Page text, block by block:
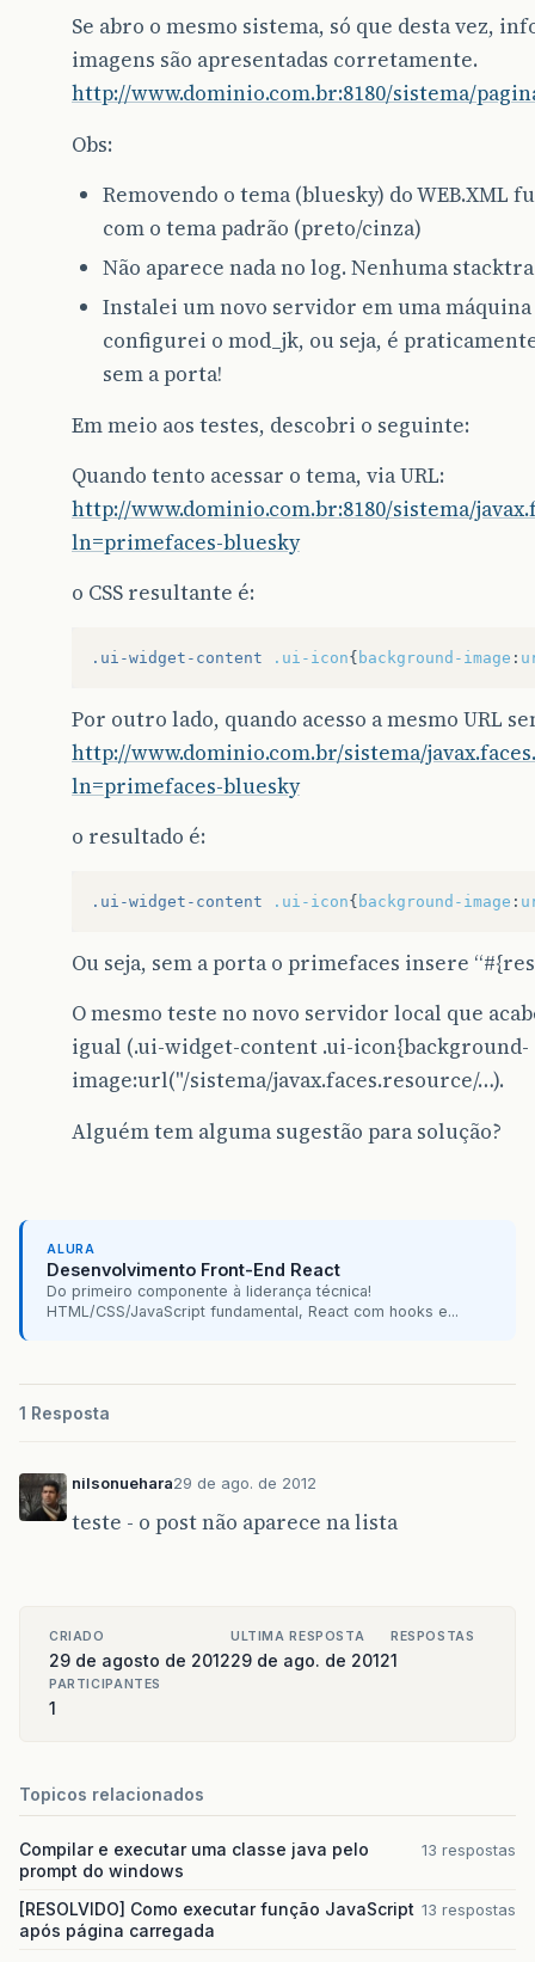
Se abro o mesmo sistema, só que desta vez,
imagens são apresentadas corretamente.
http://www.dominio.com.br:8180/sistema/
Obs:
Removendo o tema (bluesky) do WEB.XML
com o tema padrão (preto/cinza)
Não aparece nada no log. Nenhuma
Instalei um novo servidor em uma máquina
configurei o mod_jk, ou seja, é
sem a porta!
Em meio aos testes, descobri o seguinte:
Quando tento acessar o tema, via URL:
http://www.dominio.com.br:8180/sistema/
ln=primefaces-bluesky
o CSS resultante é:
.ui-widget-content .ui-icon{ background-image :
Por outro lado, quando acesso a mesmo URL
http://www.dominio.com.br/sistema/
ln=primefaces-bluesky
o resultado é:
.ui-widget-content .ui-icon{ background-image :
Ou seja, sem a porta o primefaces insere
O mesmo teste no novo servidor local que
igual (.ui-widget-content .ui-icon{background-
image:url("/sistema/javax.faces.resource/…).
Alguém tem alguma sugestão para solução?
ALURA
Desenvolvimento Front-End React
Do primeiro componente à liderança técnica!
HTML/CSS/JavaScript fundamental, React com hooks e...
1 Resposta
nilsonuehara29 de ago. de 2012
teste - o post não aparece na lista
CRIADO
29 de agosto de 2012
ULTIMA RESPOSTA
29 de ago. de 2012
RESPOSTAS
1
PARTICIPANTES
1
Topicos relacionados
Compilar e executar uma classe java pelo
prompt do windows
13 respostas
[RESOLVIDO] Como executar função JavaScript
após página carregada
13 respostas